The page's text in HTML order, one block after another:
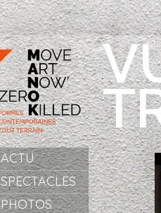
ACTU
SPECTACLES
PHOTOS